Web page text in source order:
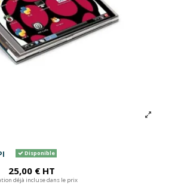
Disponible
25,00 € HT
déjà incluse dans le prix